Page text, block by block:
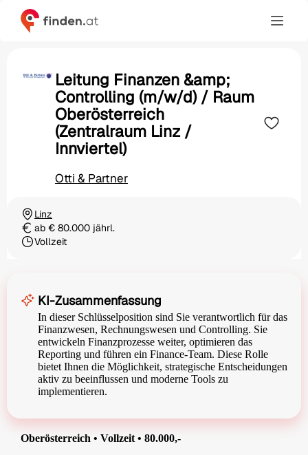
Leitung Finanzen &amp;
Controlling (m/w/d) / Raum
Oberösterreich
(Zentralraum Linz /
Innviertel)
Otti & Partner
Ortschaft
Linz
Gehaltab € 80.000 jährl.
Beschäftigungsart
Vollzeit
KI-Zusammenfassung
In dieser Schlüsselposition sind Sie verantwortlich für das
Finanzwesen, Rechnungswesen und Controlling. Sie
entwickeln Finanzprozesse weiter, optimieren das
Reporting und führen ein Finance-Team. Diese Rolle
bietet Ihnen die Möglichkeit, strategische Entscheidungen
aktiv zu beeinflussen und moderne Tools zu
implementieren.
Oberösterreich • Vollzeit • 80.000,-